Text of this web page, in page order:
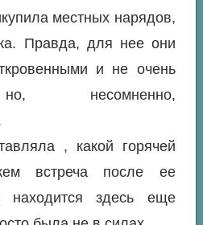
местных нарядов,
Правда, для нее они
и не очень
несомненно,
, какой горячей
встреча после ее
находится здесь еще